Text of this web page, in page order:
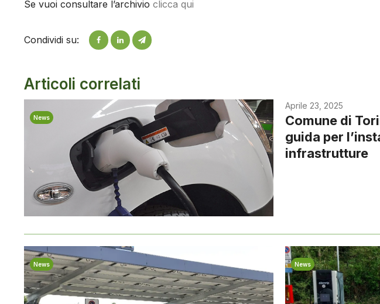
Se vuoi consultare l’archivio clicca qui
Condividi su:
Articoli correlati
News
Aprile 23, 2025
Comune di
guida per
infrastrutture
News News